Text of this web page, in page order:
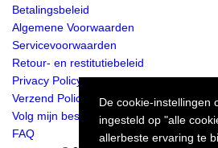
Betalingsbeleid
Algemene Voorwaarden
Servicevoorwaarden
Retour- en restitutiebeleid
Privacy Policy
Verzend Policy
Volg mijn bestelling
FAQ
De cookie-instellingen
ingesteld op "alle
allerbeste ervaring te